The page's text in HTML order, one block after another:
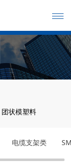
团状模塑料
电缆支架类